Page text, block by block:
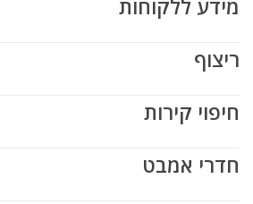
מידע ללקוחות
ריצוף
חיפוי קירות
חדרי אמבט